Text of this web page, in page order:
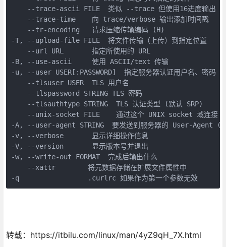
    --trace-ascii FILE  类似 --trace 但使用16进度输出
    --trace-time    向 trace/verbose 输出添加时间戳
    --tr-encoding   请求压缩传输编码 (H)
-T, --upload-file FILE  将文件传输（上传）到指定位置
    --url URL       指定所使用的 URL
-B, --use-ascii     使用 ASCII/text 传输
-u, --user USER[:PASSWORD]  指定服务器认证用户名、密码
    --tlsuser USER  TLS 用户名
    --tlspassword STRING TLS 密码
    --tlsauthtype STRING  TLS 认证类型 (默认 SRP)
    --unix-socket FILE    通过这个 UNIX socket 域连接
-A, --user-agent STRING  要发送到服务器的 User-Agent
-v, --verbose       显示详细操作信息
-V, --version       显示版本号并退出
-w, --write-out FORMAT  完成后输出什么
    --xattr        将元数据存储在扩展文件属性中
-q                 .curlrc 如果作为第一个参数无效
转载：https://itbilu.com/linux/man/4yZ9qH_7X.html